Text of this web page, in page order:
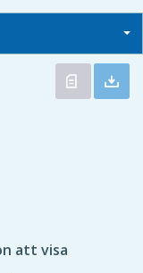
att visa